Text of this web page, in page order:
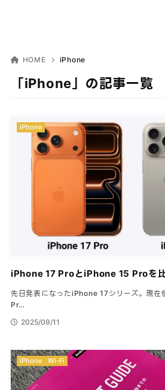
HOME iPhone
「iPhone」の記事一覧
iPhone 17 ProとiPhone 15 Proを
先日発表になったiPhone 17シリーズ。現在
Pr…
2025/09/11
iPhone
iPhone Wi-Fi